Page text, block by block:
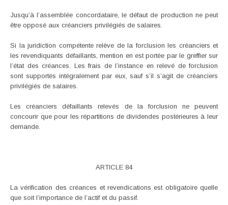
Jusqu’à l’assemblée concordataire, le défaut de production ne peut
être opposé aux créanciers privilégiés de salaires.
Si la juridiction compétente relève de la forclusion les créanciers et
les revendiquants défaillants, mention en est portée par le greffier sur
l’état des créances. Les frais de l’instance en relevé de forclusion
sont supportés intégralement par eux, sauf s’il s’agit de créanciers
privilégiés de salaires.
Les créanciers défaillants relevés de la forclusion ne peuvent
concourir que pour les répartitions de dividendes postérieures à leur
demande.
ARTICLE 84
La vérification des créances et revendications est obligatoire quelle
que soit l’importance de l’actif et du passif.